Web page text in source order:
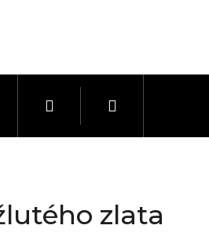
ŘEMÍNKY HODINY A BUDÍKY
PřihlášeníNákupní
košík
zlata